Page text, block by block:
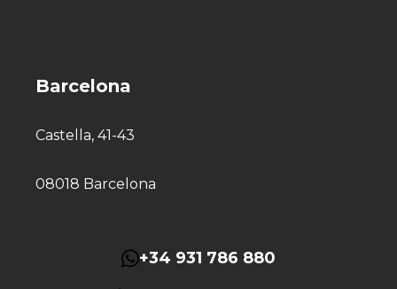
Barcelona
Castella, 41-43
08018 Barcelona
+34 931 786 880